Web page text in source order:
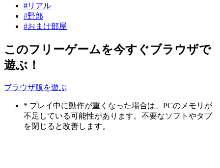
#リアル
#野郎
#おまけ部屋
このフリーゲームを今すぐブラウザで
遊ぶ！
ブラウザ版を遊ぶ
* プレイ中に動作が重くなった場合は、PCのメモリが
不足している可能性があります。不要なソフトやタブ
を閉じると改善します。